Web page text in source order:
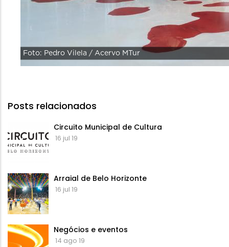
Foto: Pedro Vilela / Acervo MTur
Posts relacionados
Circuito Municipal de Cultura
16 jul 19
Arraial de Belo Horizonte
16 jul 19
Negócios e eventos
14 ago 19